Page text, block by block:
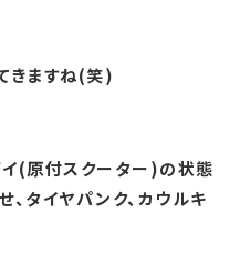
きますね(笑)
イ(原付スクーター)の状態
、タイヤパンク、カウルキ